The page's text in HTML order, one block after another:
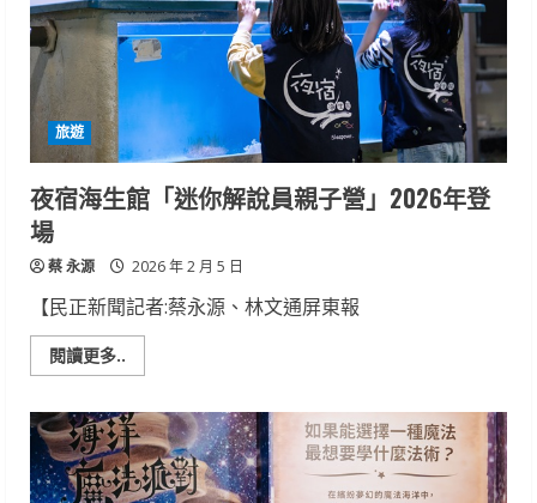
子
營」
2026
年
場
旅遊
夜宿海生館「迷你解說員親子營」2026年登
場
蔡 永源 2026 年 2 月 5 日
【民正新聞記者:蔡永源、林文通屏東報
閱讀更多..
more
宿
海
生
館
「迷